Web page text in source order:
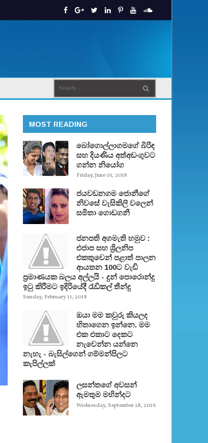
MOST READING
බෝගොල්ලාගමගේ බිරිඳ
සහ දියණිය අත්අඩංගුවට
ගන්න නියෝග
Friday, June 01, 2018
ජයවඩනගම ජොනීගේ
නිවසේ වැසිකිලි වලෙන්
සමිතා ගොඩගනී
ජනපති අගමැති හමුව :
එජාප සහ ශ්‍රිලනිප
එකතුවෙන් පළාත් පාලන
ආයතන 100ට වැඩි
ප්‍රමාණයක බලය අල්ලයි - දුන් පොරොන්දු
ඉටු කිරීමට ඉදිරියේදී රැඩිකල් තීන්දු
Sunday, February 11, 2018
ඔයා මම කවුරු කියලද
හිතාගෙන ඉන්නෙ. මම
එක එකාට දෙකට
නැවෙන්න යන්නෙ
නැහැ - බැසිල්ගෙන් ගම්මන්පිලට
කැපිල්ලක්
ලසන්තගේ අවසන්
ඇමතුම මහින්දට
Wednesday, September 28, 2016